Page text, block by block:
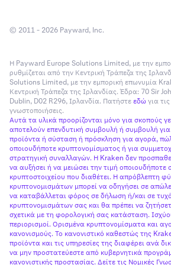
prop":"canceled"}]}
αναλήψεις είναι διαθέσιμες μέσω
υποστήριξηςχρηματοδότησης με
χρηματοδότησης με crypto.
© 2011 - 2026 Payward, Inc.
Η Payward Europe Solutions Limited, με την
ρυθμίζεται από την Κεντρική Τράπεζα της
Solutions Limited, με την εμπορική επωνυμία
Κεντρική Τράπεζα της Ιρλανδίας. Έδρα: 70 Sir
Dublin, D02 R296, Ιρλανδία. Πατήστεεδώγια
γνωστοποιήσεις.
Αυτά τα υλικά προορίζονται μόνο για σκοπούς
αποτελούν επενδυτική συμβουλή ή συμβουλή
προϊόντα ή σύσταση ή πρόσκληση για αγορά,
οποιουδήποτε κρυπτονομίσματος ή για
στρατηγική συναλλαγών. Η Kraken δεν
να αυξήσει ή να μειώσει την τιμή οποιουδήποτε
κρυπτοστοιχείου που διαθέτει. Η απρόβλεπτη
κρυπτονομισμάτων μπορεί να οδηγήσει σε
να καταβάλλεται φόρος σε δήλωση ή/και σε
κρυπτονομισμάτων σας και θα πρέπει να
σχετικά με τη φορολογική σας κατάσταση.
περιορισμοί. Ορισμένα κρυπτονομίσματα και
κανονισμούς. Το κανονιστικό καθεστώς της
προϊόντα και τις υπηρεσίες της διαφέρει ανά
να μην προστατεύεστε από κυβερνητικά
κανονιστικής προστασίας. Δείτε τις Νομικές